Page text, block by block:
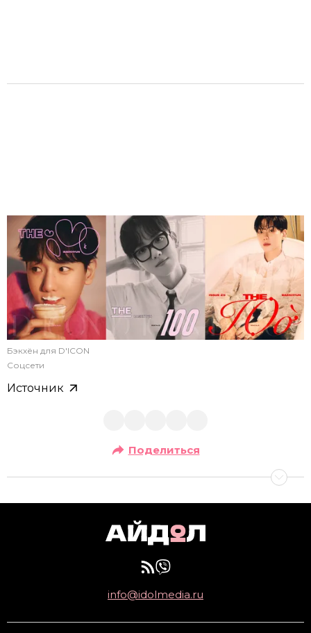
Бэкхён для D'ICON
Соцсети
Источник
Поделиться
info@idolmedia.ru